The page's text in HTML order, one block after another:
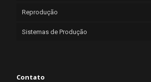
Reprodução
Sistemas de Produção
Contato